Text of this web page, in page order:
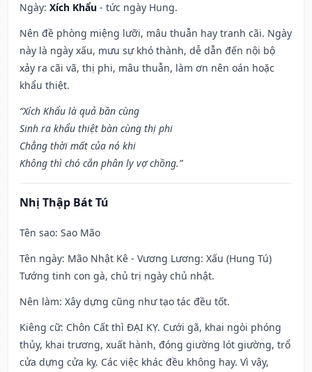
Ngày: Xích Khẩu - tức ngày Hung.
Nên đề phòng miệng lưỡi, mâu thuẫn hay tranh cãi. Ngày
này là ngày xấu, mưu sự khó thành, dễ dẫn đến nội bộ
xảy ra cãi vã, thị phi, mâu thuẫn, làm ơn nên oán hoặc
khẩu thiệt.
“Xích Khẩu là quả bần cùng
Sinh ra khẩu thiệt bàn cùng thị phi
Chẳng thời mất của nó khi
Không thì chó cắn phân ly vợ chồng.”
Nhị Thập Bát Tú
Tên sao: Sao Mão
Tên ngày: Mão Nhật Kê - Vương Lương: Xấu (Hung Tú)
Tướng tinh con gà, chủ trị ngày chủ nhật.
Nên làm: Xây dựng cũng như tạo tác đều tốt.
Kiêng cữ: Chôn Cất thì ĐẠI KỴ. Cưới gã, khai ngòi phóng
thủy, khai trương, xuất hành, đóng giường lót giường, trổ
cửa dựng cửa kỵ. Các việc khác đều không hay. Vì vậy,